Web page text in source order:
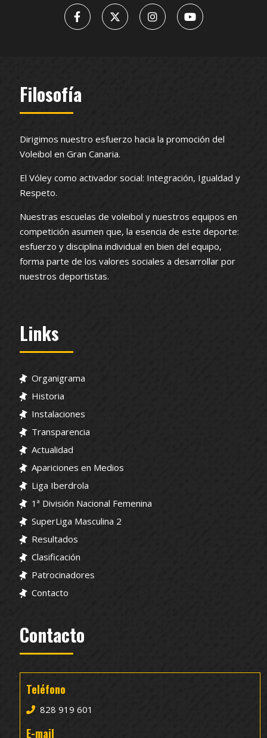
Filosofía
Dirigimos nuestro esfuerzo hacia la promoción del
Voleibol en Gran Canaria.
El Vóley como activador social: Integración, Igualdad y
Respeto.
Nuestras escuelas de voleibol y nuestros equipos en
competición asumen que, la esencia de este deporte:
esfuerzo y disciplina individual en bien del equipo,
forma parte de los valores sociales a desarrollar por
nuestros deportistas.
Links
Organigrama
Historia
Instalaciones
Transparencia
Actualidad
Apariciones en Medios
Liga Iberdrola
1ª División Nacional Femenina
SuperLiga Masculina 2
Resultados
Clasificación
Patrocinadores
Contacto
Contacto
Teléfono
828 919 601
E-mail